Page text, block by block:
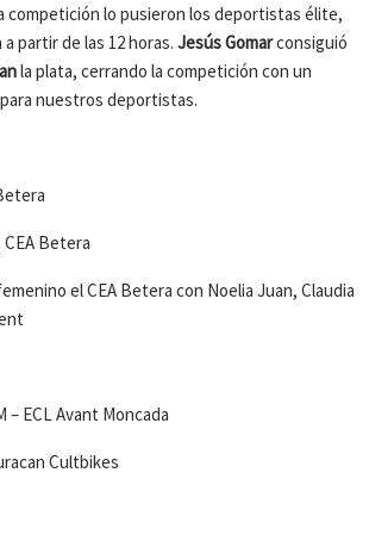
competición lo pusieron los deportistas élite,
partir de las 12 horas.Jesús Gomarconsiguió
la plata, cerrando la competición con un
nuestros deportistas.
Betera
el CEA Betera con Noelia Juan, Claudia
– ECL Avant Moncada
Cultbikes